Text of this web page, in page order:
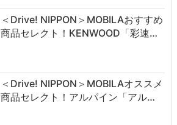
＜Drive! NIPPON＞MOBILAおすすめ
商品セレクト！KENWOOD「彩速…
＜Drive! NIPPON＞MOBILAオススメ
商品セレクト！アルパイン「アル…